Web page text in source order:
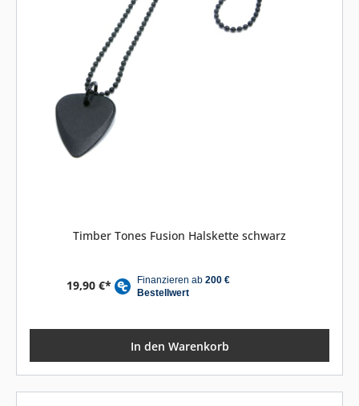
Timber Tones Fusion Halskette schwarz
19,90 €*
In den Warenkorb